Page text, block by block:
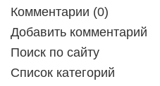
Комментарии (0)
Добавить комментарий
Поиск по сайту
Список категорий